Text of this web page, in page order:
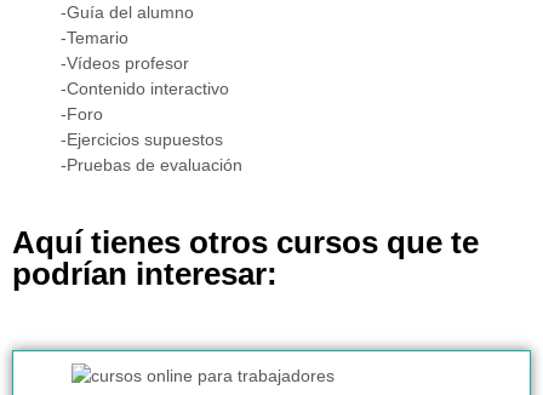
-Guía del alumno
-Temario
-Vídeos profesor
-Contenido interactivo
-Foro
-Ejercicios supuestos
-Pruebas de evaluación
Aquí tienes otros cursos que te
podrían interesar: